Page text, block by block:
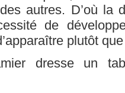
autres. D’où la
de
plutôt
dresse un